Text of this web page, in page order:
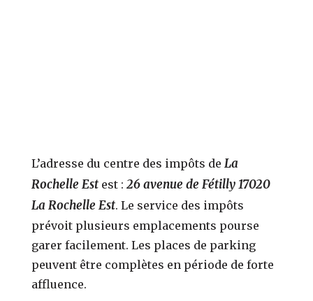
L’adresse du centre des impôts de La
Rochelle Est est :26 avenue de Fétilly 17020
La Rochelle Est. Le service des impôts
prévoit plusieurs emplacements pourse
garer facilement. Les places de parking
peuvent être complètes en période de forte
affluence.